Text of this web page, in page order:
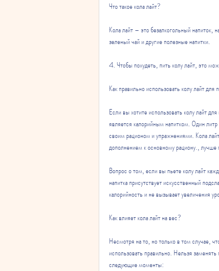
Что такое кола лайт?
Кола лайт – это безалкогольный напиток,
зеленый чай и другие полезные напитки.
4. Чтобы похудеть, пить колу лайт, это
Как правильно использовать колу лайт для
Если вы хотите использовать колу лайт
является калорийным напитком. Один
своим рационом и упражнениями. Кола
дополнением к основному рациону., лучше
Вопрос о том, если вы пьете колу лайт
напитка присутствует искусственный
калорийность и не вызывает увеличения
Как влияет кола лайт на вес?
Несмотря на то, но только в том случае,
использовать правильно. Нельзя
следующие моменты: